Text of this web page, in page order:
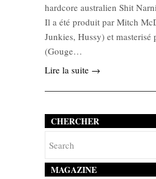
hardcore australien Shit
Il a été produit par Mitch
Junkies, Hussy) et masterisé
(Gouge…
Lire la suite →
CHERCHER
MAGAZINE